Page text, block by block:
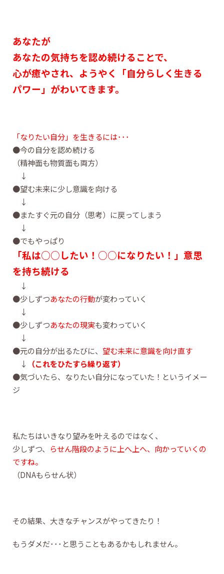
あなたが
あなたの気持ちを認め続けることで、
心が癒やされ、ようやく「自分らしく生きる
パワー」がわいてきます。
「なりたい自分」を生きるには･･･
●今の自分を認め続ける
（精神面も物質面も両方）
↓
●望む未来に少し意識を向ける
↓
●またすぐ元の自分（思考）に戻ってしまう
↓
●でもやっぱり
「私は○○したい！○○になりたい！」 意思
を持ち続ける
↓
●少しずつあなたの行動が変わっていく
↓
●少しずつあなたの現実も変わっていく
↓
●元の自分が出るたびに、 望む未来に意識を向け直す
↓
（これをひたすら繰り返す）
●気づいたら、なりたい自分になっていた！というイメー
ジ
私たちはいきなり望みを叶えるのではなく、
少しずつ、
らせん階段のように上へ上へ、向かっていくの
ですね。
（DNAもらせん状）
その結果、大きなチャンスがやってきたり！
もうダメだ･･･と思うこともあるかもしれません。